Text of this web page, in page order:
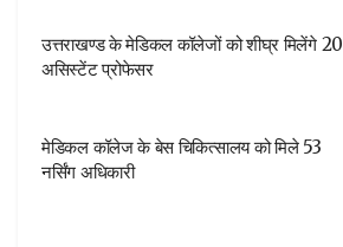
उत्तराखण्ड के मेडिकल कॉलेजों को शीघ्र मिलेंगे 20
असिस्टेंट प्रोफेसर
मेडिकल कॉलेज के बेस चिकित्सालय को मिले 53
नर्सिंग अधिकारी